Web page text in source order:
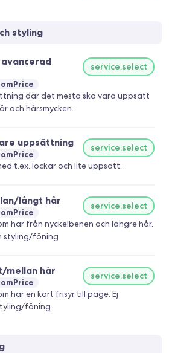
styling
service.select
där det mesta ska vara uppsatt
och hårsmycken.
uppsättning
service.select
t.ex. lockar och lite uppsatt.
långt hår
service.select
har från nyckelbenen och längre hår.
utan en styling/föning
mellan hår
service.select
har en kort frisyr till page. Ej
föning